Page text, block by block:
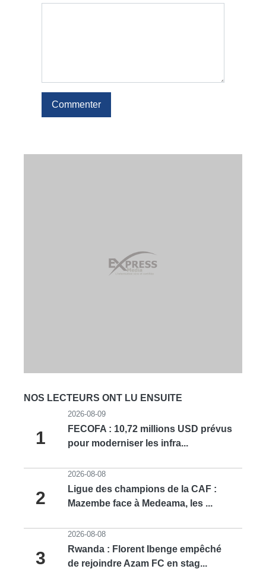
Commenter
NOS LECTEURS ONT LU ENSUITE
1
2026-08-09
FECOFA : 10,72 millions USD prévus
pour moderniser les infra...
2
2026-08-08
Ligue des champions de la CAF :
Mazembe face à Medeama, les ...
3
2026-08-08
Rwanda : Florent Ibenge empêché
de rejoindre Azam FC en stag...